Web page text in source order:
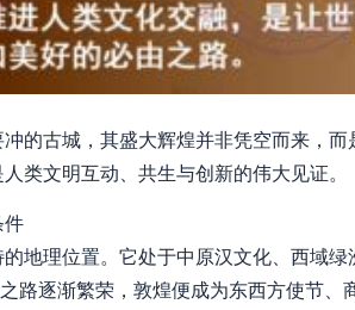
的古城，其盛大辉煌并非凭空而来，
类文明互动、共生与创新的伟大见证。
件
地理位置。它处于中原汉文化、西域
路逐渐繁荣，敦煌便成为东西方使节